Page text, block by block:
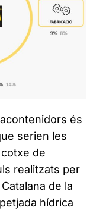
és
serien les
de
realitzats per
de la
hídrica